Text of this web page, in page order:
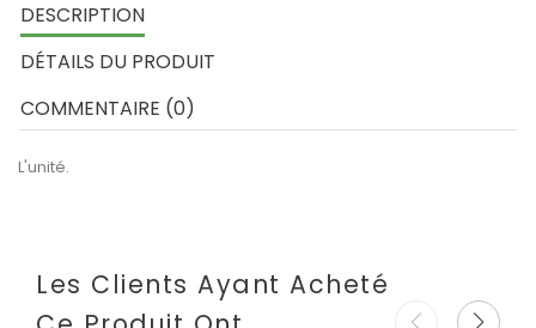
DESCRIPTION
DÉTAILS DU PRODUIT
COMMENTAIRE (0)
L'unité.
Les Clients Ayant Acheté